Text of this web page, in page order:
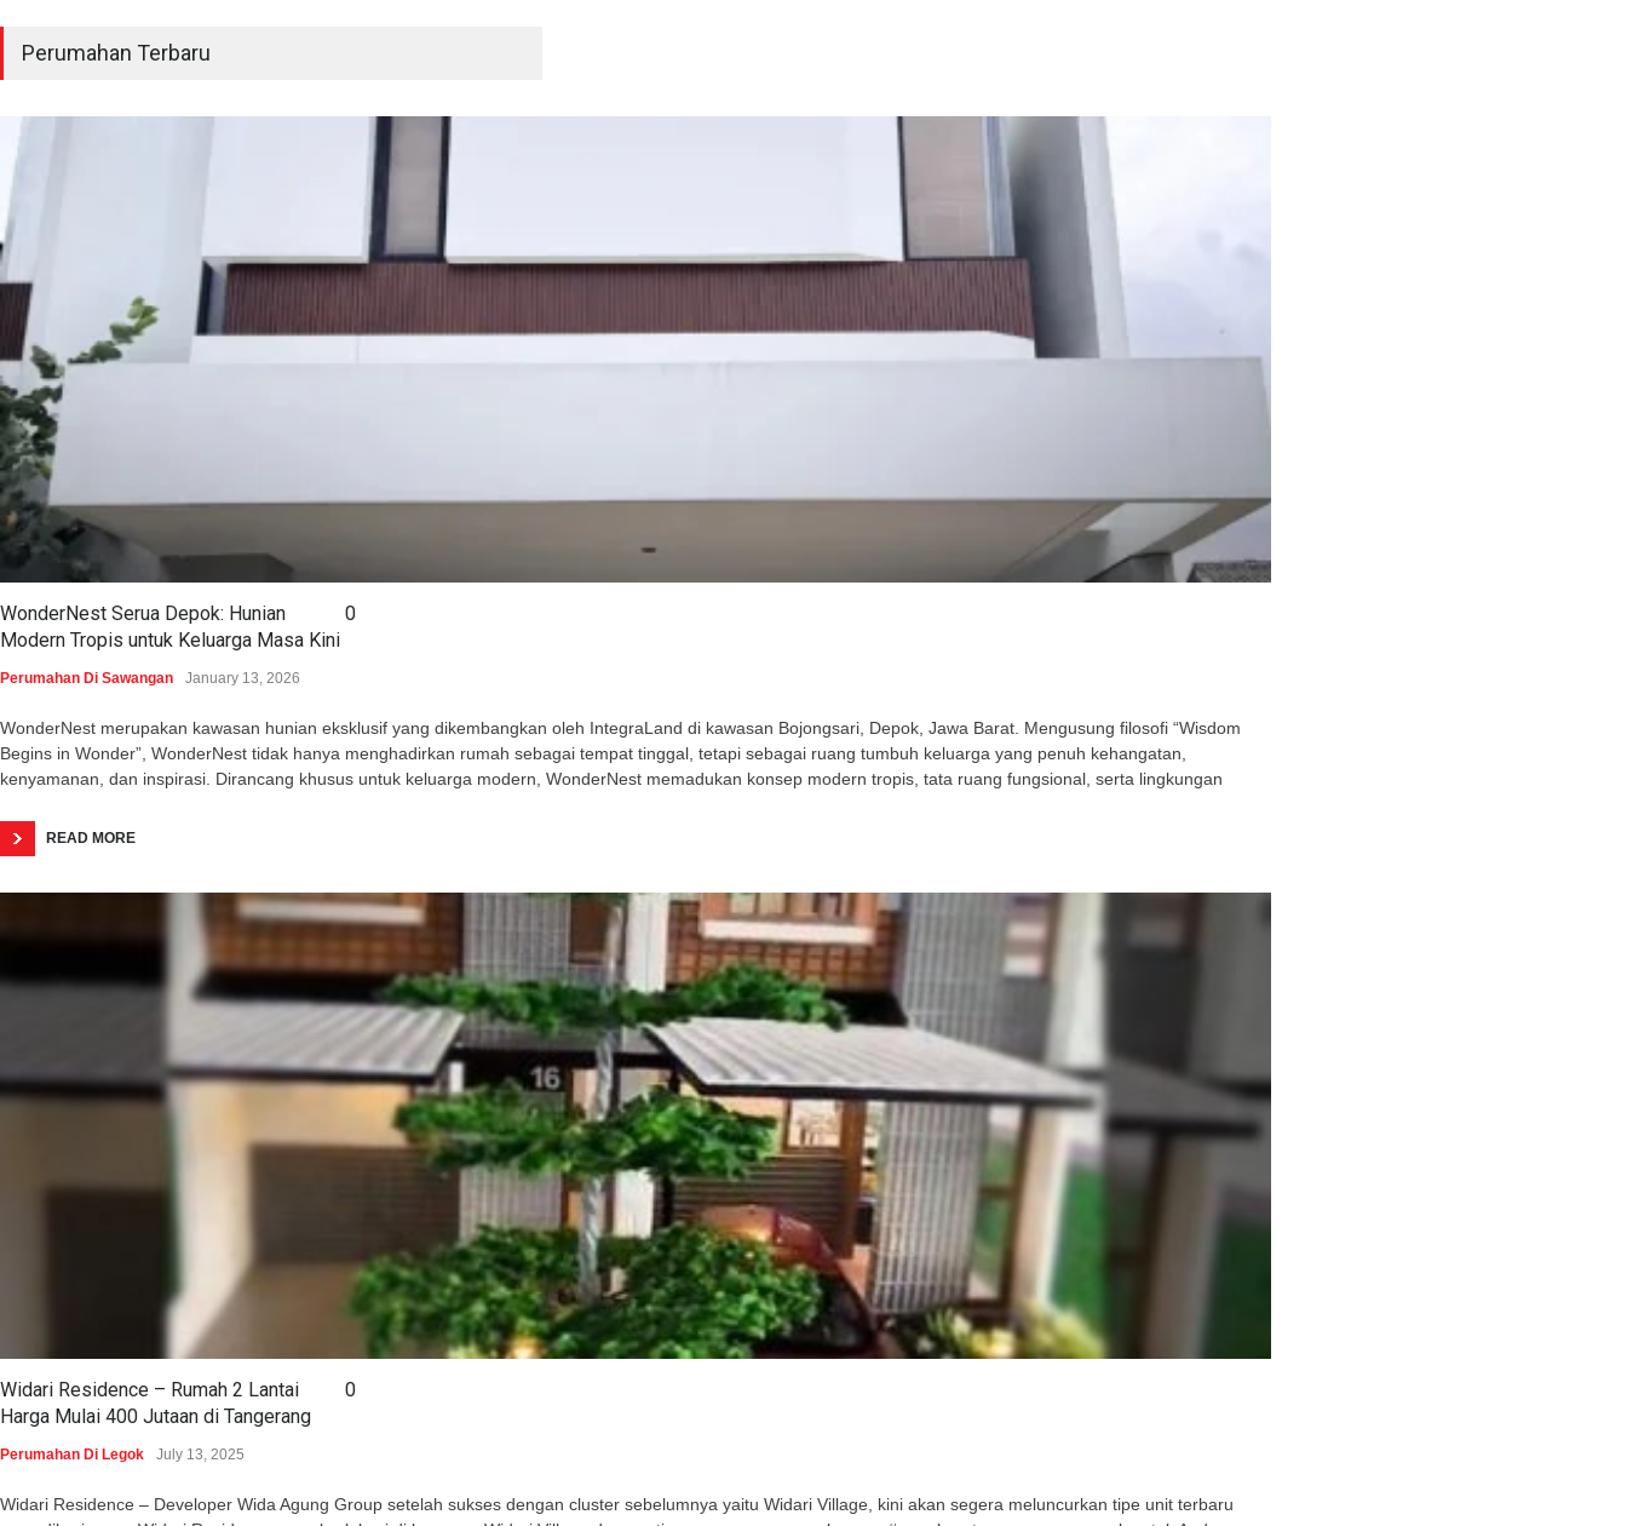
Perumahan Terbaru
WonderNest Serua Depok: Hunian
Modern Tropis untuk Keluarga Masa Kini
0
Perumahan Di Sawangan January 13, 2026
WonderNest merupakan kawasan hunian eksklusif yang dikembangkan oleh IntegraLand di kawasan Bojongsari, Depok, Jawa Barat. Mengusung filosofi “Wisdom
Begins in Wonder”, WonderNest tidak hanya menghadirkan rumah sebagai tempat tinggal, tetapi sebagai ruang tumbuh keluarga yang penuh kehangatan,
kenyamanan, dan inspirasi. Dirancang khusus untuk keluarga modern, WonderNest memadukan konsep modern tropis, tata ruang fungsional, serta lingkungan
READ MORE
Widari Residence – Rumah 2 Lantai
Harga Mulai 400 Jutaan di Tangerang
0
Perumahan Di Legok July 13, 2025
Widari Residence – Developer Wida Agung Group setelah sukses dengan cluster sebelumnya yaitu Widari Village, kini akan segera meluncurkan tipe unit terbaru